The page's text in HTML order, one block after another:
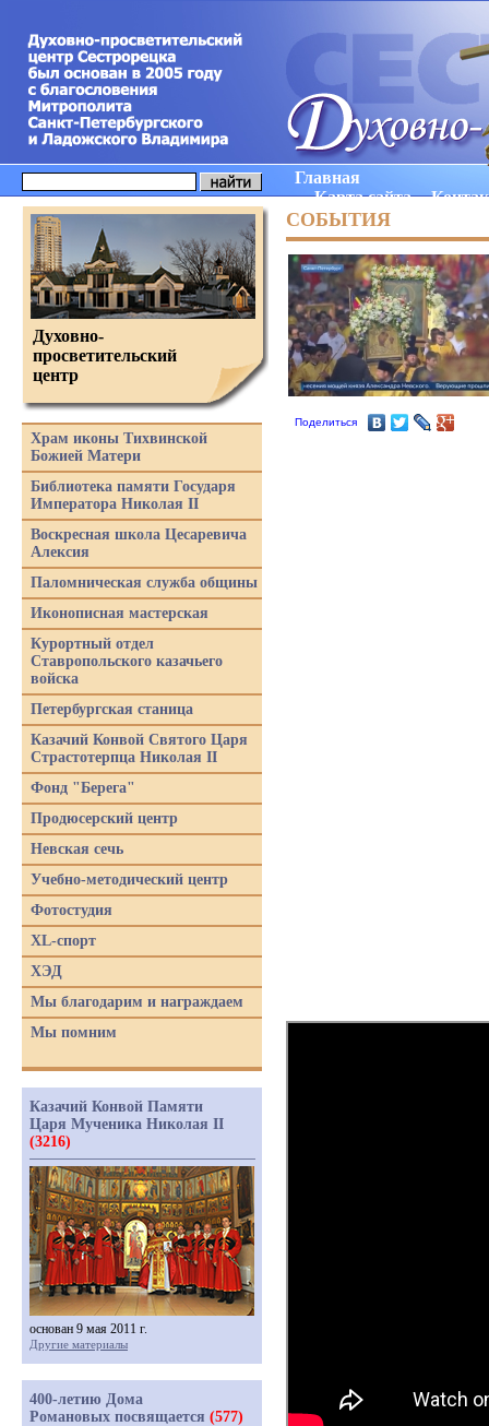
Главная
Карта сайта
СОБЫТИЯ
Поделиться
Духовно-
просветительский
центр
Храм иконы Тихвинской
Божией Матери
Библиотека памяти Государя
Императора Николая II
Воскресная школа Цесаревича
Алексия
Паломническая служба общины
Иконописная мастерская
Курортный отдел
Ставропольского казачьего
войска
Петербургская станица
Казачий Конвой Святого Царя
Страстотерпца Николая II
Фонд "Берега"
Продюсерский центр
Невская сечь
Учебно-методический центр
Фотостудия
XL-спорт
ХЭД
Мы благодарим и награждаем
Мы помним
Казачий Конвой Памяти
Царя Мученика Николая II
(3216)
основан 9 мая 2011 г.
Другие материалы
400-летию Дома
Романовых посвящается (577)